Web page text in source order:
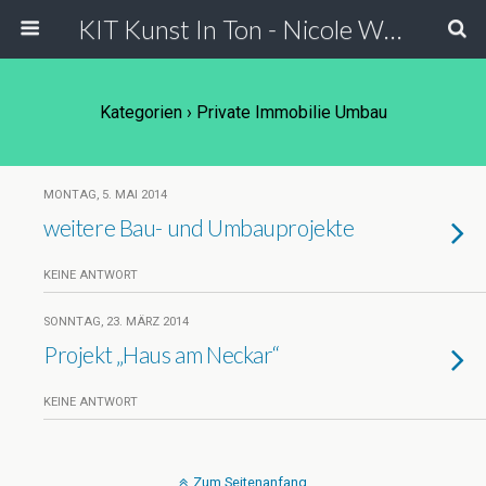
KIT Kunst In Ton - Nicole Wessels
Kategorien › Private Immobilie Umbau
MONTAG, 5. MAI 2014
weitere Bau- und Umbauprojekte
KEINE ANTWORT
SONNTAG, 23. MÄRZ 2014
Projekt „Haus am Neckar“
KEINE ANTWORT
Zum Seitenanfang